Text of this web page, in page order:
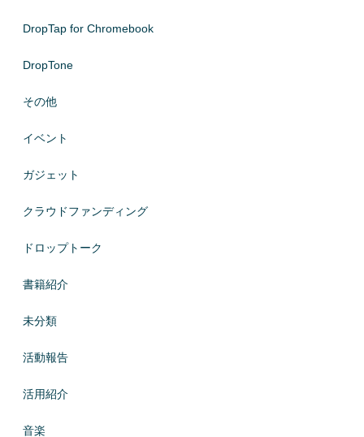
DropTap for Chromebook
DropTone
その他
イベント
ガジェット
クラウドファンディング
ドロップトーク
書籍紹介
未分類
活動報告
活用紹介
音楽